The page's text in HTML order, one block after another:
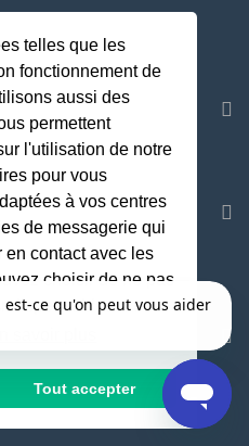
TOUTE LA FRANCE
PAR 14878 AVIS
telles que les
fonctionnement de
aussi des
permettent
l'utilisation de notre
pour vous
à vos centres
de messagerie qui
en contact avec les
choisir de ne pas
au
Tout accepter